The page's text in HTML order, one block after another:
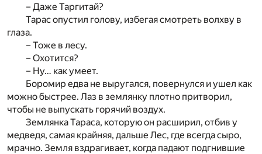
– Даже Таргитай?
Тарас опустил голову, избегая смотреть волхву в
глаза.
– Тоже в лесу.
– Охотится?
– Ну… как умеет.
Боромир едва не выругался, повернулся и ушел как
можно быстрее. Лаз в землянку плотно притворил,
чтобы не выпускать горячий воздух.
Землянка Тараса, которую он расширил, отбив у
медведя, самая крайняя, дальше Лес, где всегда сыро,
мрачно. Земля вздрагивает, когда падают подгнившие